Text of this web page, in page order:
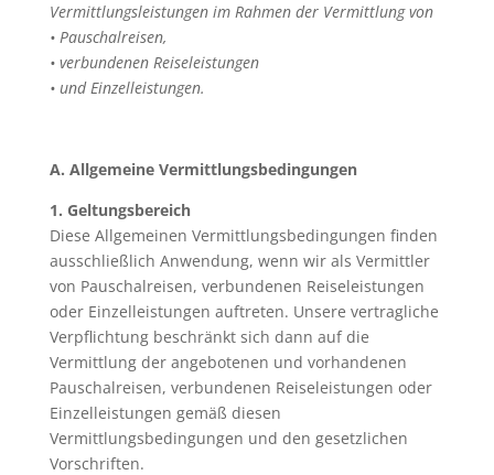
Vermittlungsleistungen im Rahmen der Vermittlung von
• Pauschalreisen,
• verbundenen Reiseleistungen
• und Einzelleistungen.
A. Allgemeine Vermittlungsbedingungen
1. Geltungsbereich
Diese Allgemeinen Vermittlungsbedingungen finden
ausschließlich Anwendung, wenn wir als Vermittler
von Pauschalreisen, verbundenen Reiseleistungen
oder Einzelleistungen auftreten. Unsere vertragliche
Verpflichtung beschränkt sich dann auf die
Vermittlung der angebotenen und vorhandenen
Pauschalreisen, verbundenen Reiseleistungen oder
Einzelleistungen gemäß diesen
Vermittlungsbedingungen und den gesetzlichen
Vorschriften.